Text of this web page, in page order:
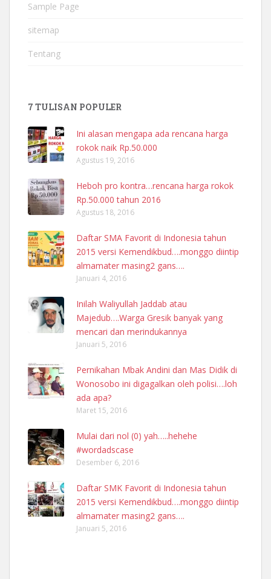
Sample Page
sitemap
Tentang
7 TULISAN POPULER
Ini alasan mengapa ada rencana harga
rokok naik Rp.50.000
Agustus 19, 2016
Heboh pro kontra…rencana harga rokok
Rp.50.000 tahun 2016
Agustus 18, 2016
Daftar SMA Favorit di Indonesia tahun
2015 versi Kemendikbud….monggo diintip
almamater masing2 gans….
Januari 4, 2016
Inilah Waliyullah Jaddab atau
Majedub….Warga Gresik banyak yang
mencari dan merindukannya
Januari 5, 2016
Pernikahan Mbak Andini dan Mas Didik di
Wonosobo ini digagalkan oleh polisi….loh
ada apa?
Maret 15, 2016
Mulai dari nol (0) yah…..hehehe
#wordadscase
Desember 6, 2016
Daftar SMK Favorit di Indonesia tahun
2015 versi Kemendikbud….monggo diintip
almamater masing2 gans….
Januari 5, 2016